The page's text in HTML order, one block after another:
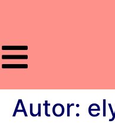
Autor: